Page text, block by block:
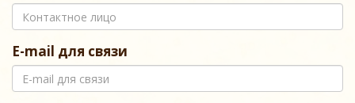
E-mail для связи